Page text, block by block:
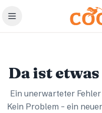
Zum Hauptinhalt springen
Da ist
Ein unerwarteter
Kein Problem – ein